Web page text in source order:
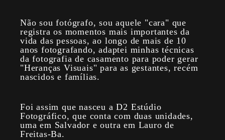
Não sou fotógrafo, sou aquele "cara" que
registra os momentos mais importantes da
vida das pessoas, ao longo de mais de 10
anos fotografando, adaptei minhas técnicas
da fotografia de casamento para poder gerar
"Heranças Visuais" para as gestantes, recém
nascidos e famílias.
Foi assim que nasceu a D2 Estúdio
Fotográfico, que conta com duas unidades,
uma em Salvador e outra em Lauro de
Freitas-Ba.